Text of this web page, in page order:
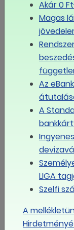
MÁV-csoportnál
15 százalékos
béremelést
vízügyi dolgozók
Színházi Műszaki
Dolgozók
Szakszervezete:
tagszervezet
Az EGYÜTT
Érdekvédelmi
Szervezet
szerződést kötött
Pécsett
Ne előzz
Akár 0
Magas
Az
A
LIGA
Szelfi
A